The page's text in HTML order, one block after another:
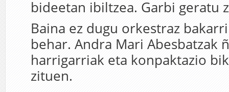
bideetan ibiltzea. Garbi geratu
Baina ez dugu orkestraz
behar. Andra Mari Abesbatzak
harrigarriak eta konpaktazio
zituen.